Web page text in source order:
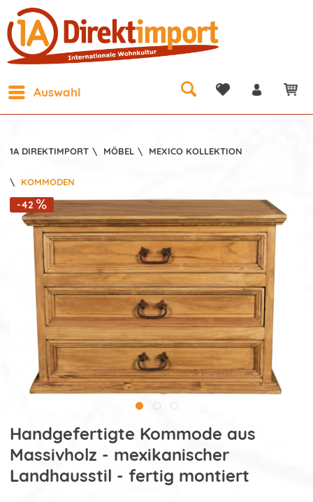
Auswahl
1A DIREKTIMPORT \ MÖBEL \ MEXICO KOLLEKTION
\ KOMMODEN
-42
Handgefertigte Kommode aus
Massivholz - mexikanischer
Landhausstil - fertig montiert